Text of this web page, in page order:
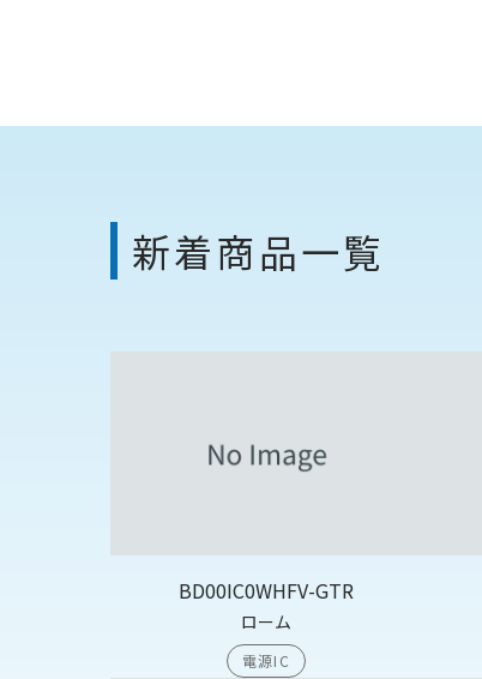
新着商品一覧
BD00IC0WHFV-GTR
ローム
電源IC